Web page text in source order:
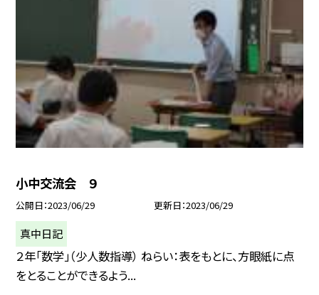
小中交流会 ９
公開日 2023/06/29 更新日 2023/06/29
真中日記
２年「数学」（少人数指導） ねらい：表をもとに、方眼紙に点
をとることができるよう...